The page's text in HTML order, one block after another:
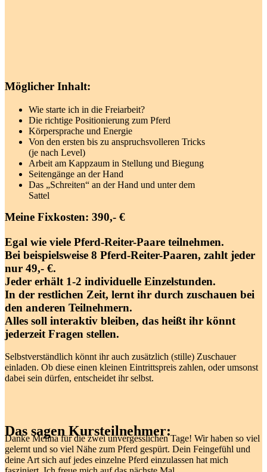
Möglicher Inhalt:
Wie starte ich in die Freiarbeit?
Die richtige Positionierung zum Pferd
Körpersprache und Energie
Von den ersten bis zu anspruchsvolleren Tricks
(je nach Level)
Arbeit am Kappzaum in Stellung und Biegung
Seitengänge an der Hand
Das „Schreiten“ an der Hand und unter dem
Sattel
Meine Fixkosten: 390,- €
Egal wie viele Pferd-Reiter-Paare teilnehmen.
Bei beispielsweise 8 Pferd-Reiter-Paaren, zahlt jeder
nur 49,- €.
Jeder erhält 1-2 individuelle Einzelstunden.
In der restlichen Zeit, lernt ihr durch zuschauen bei
den anderen Teilnehmern.
Alles soll interaktiv bleiben, das heißt ihr könnt
jederzeit Fragen stellen.
Selbstverständlich könnt ihr auch zusätzlich (stille) Zuschauer
einladen. Ob diese einen kleinen Eintrittspreis zahlen, oder umsonst
dabei sein dürfen, entscheidet ihr selbst.
Das sagen Kursteilnehmer:
Danke Melina für die zwei unvergesslichen Tage! Wir haben so viel
gelernt und so viel Nähe zum Pferd gespürt. Dein Feingefühl und
deine Art sich auf jedes einzelne Pferd einzulassen hat mich